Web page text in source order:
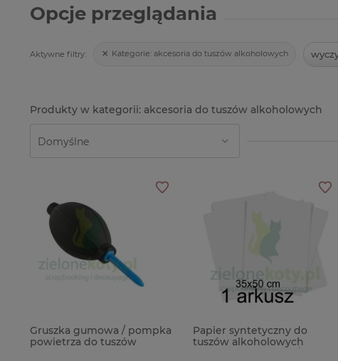
Forma foremka silikonowa Prima
Pasta strukturalna Ranger
Distress Tim Holtz Texture Paste
Opcje przeglądania
Aktywne filtry: Kategorie: akcesoria do tuszów alkoholowych
akcesoria do tuszów alkoholowych
Gruszka gumowa / pompka
powietrza do tuszów
Papier syntetyczny do
tuszów alkoholowych